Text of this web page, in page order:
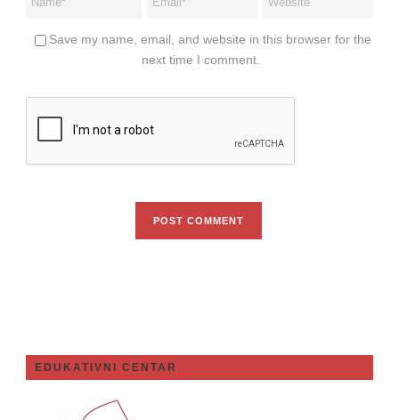
Save my name, email, and website in this browser for the
next time I comment.
EDUKATIVNI CENTAR